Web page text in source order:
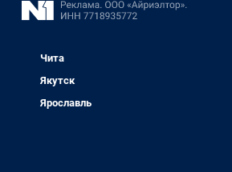
Чита
Якутск
Ярославль